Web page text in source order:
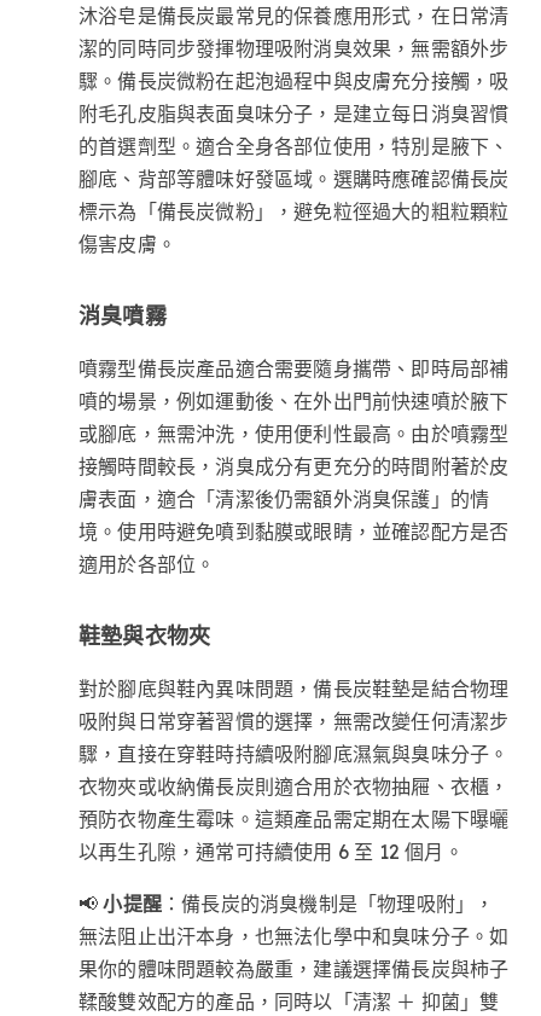
沐浴皂是備長炭最常見的保養應用形式，在日常清
潔的同時同步發揮物理吸附消臭效果，無需額外步
驟。備長炭微粉在起泡過程中與皮膚充分接觸，吸
附毛孔皮脂與表面臭味分子，是建立每日消臭習慣
的首選劑型。適合全身各部位使用，特別是腋下、
腳底、背部等體味好發區域。選購時應確認備長炭
標示為「備長炭微粉」，避免粒徑過大的粗粒顆粒
傷害皮膚。
消臭噴霧
噴霧型備長炭產品適合需要隨身攜帶、即時局部補
噴的場景，例如運動後、在外出門前快速噴於腋下
或腳底，無需沖洗，使用便利性最高。由於噴霧型
接觸時間較長，消臭成分有更充分的時間附著於皮
膚表面，適合「清潔後仍需額外消臭保護」的情
境。使用時避免噴到黏膜或眼睛，並確認配方是否
適用於各部位。
鞋墊與衣物夾
對於腳底與鞋內異味問題，備長炭鞋墊是結合物理
吸附與日常穿著習慣的選擇，無需改變任何清潔步
驟，直接在穿鞋時持續吸附腳底濕氣與臭味分子。
衣物夾或收納備長炭則適合用於衣物抽屜、衣櫃，
預防衣物產生霉味。這類產品需定期在太陽下曝曬
以再生孔隙，通常可持續使用 6 至 12 個月。
📢小提醒 ：備長炭的消臭機制是「物理吸附」，
無法阻止出汗本身，也無法化學中和臭味分子。如
果你的體味問題較為嚴重，建議選擇備長炭與柿子
鞣酸雙效配方的產品，同時以「清潔 ＋ 抑菌」雙